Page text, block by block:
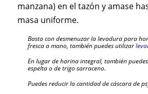
manzana) en el tazón y amase
masa uniforme.
Basta con desmenuzar la levadura para
fresca a mano, también puedes utilizar
En lugar de harina integral, también
espelta o de trigo sarraceno.
Puedes reducir la cantidad de cáscara de